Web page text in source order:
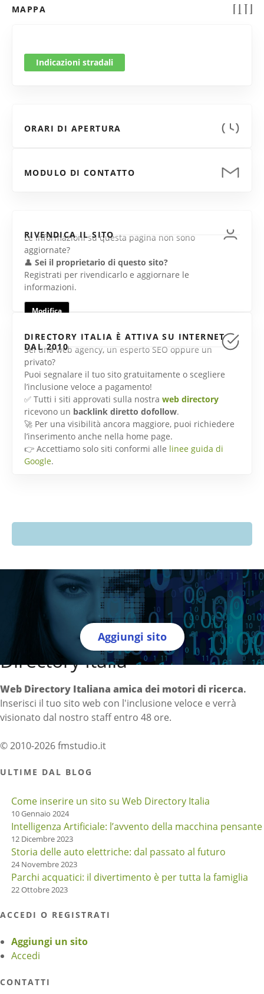
MAPPA
Indicazioni stradali
ORARI DI APERTURA
MODULO DI CONTATTO
RIVENDICA IL SITO
Le informazioni su questa pagina non sono
aggiornate?
👤 Sei il proprietario di questo sito?
Registrati per rivendicarlo e aggiornare le
informazioni.
Modifica
DIRECTORY ITALIA È ATTIVA SU INTERNET
DAL 2010
Sei una web agency, un esperto SEO oppure un
privato?
Puoi segnalare il tuo sito gratuitamente o scegliere
l’inclusione veloce a pagamento!
✅ Tutti i siti approvati sulla nostra web directory
ricevono un backlink diretto dofollow.
🚀 Per una visibilità ancora maggiore, puoi richiedere
l’inserimento anche nella home page.
👉 Accettiamo solo siti conformi alle linee guida di
Google.
Aggiungi sito
Directory Italia
Web Directory Italiana amica dei motori di ricerca.
Inserisci il tuo sito web con l'inclusione veloce e verrà
visionato dal nostro staff entro 48 ore.
© 2010-2026 fmstudio.it
ULTIME DAL BLOG
Come inserire un sito su Web Directory Italia
10 Gennaio 2024
Intelligenza Artificiale: l’avvento della macchina pensante
12 Dicembre 2023
Storia delle auto elettriche: dal passato al futuro
24 Novembre 2023
Parchi acquatici: il divertimento è per tutta la famiglia
22 Ottobre 2023
ACCEDI O REGISTRATI
Aggiungi un sito
Accedi
CONTATTI